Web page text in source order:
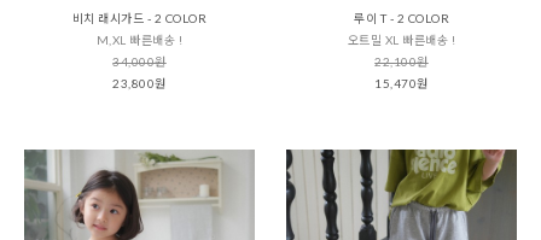
비치 래시가드 - 2 COLOR
M,XL 빠른배송 !
34,000원
23,800원
루이 T - 2 COLOR
오트밀 XL 빠른배송 !
22,100원
15,470원